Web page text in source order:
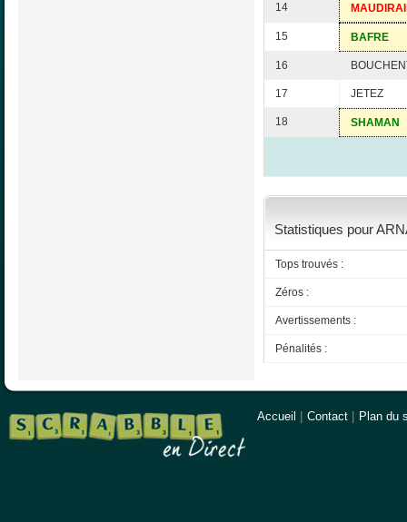
14 MAUDIRAI
15 BAFRE
16
17 JETEZ
18 SHAMAN
Statistiques pour
Tops trouvés :
Zéros :
Avertissements :
Pénalités :
Accueil Contact Plan du